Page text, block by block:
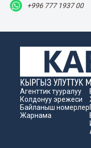
+996 777 1937 00
Агенттик тууралуу
Колдонуу эрежеси
Байланыш номерлер
Жарнама